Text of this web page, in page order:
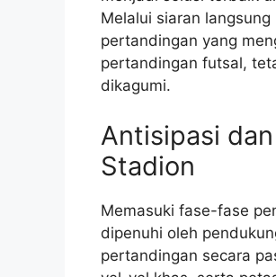
Melalui siaran
pertandingan yang
pertandingan futsal,
dikagumi.
Antisipasi
Stadion
Memasuki fase-fase
dipenuhi oleh
pertandingan secara